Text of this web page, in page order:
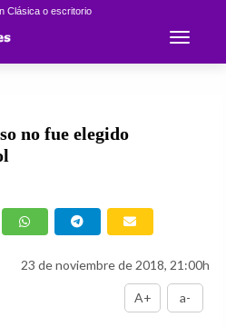
Clásica o escritorio
Toggle
no fue elegido
23 de noviembre de 2018, 21:00h
A+ a-